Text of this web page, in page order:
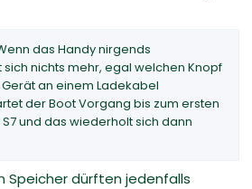
das Handy nirgends
nichts mehr, egal welchen Knopf
an einem Ladekabel
der Boot Vorgang bis zum ersten
und das wiederholt sich dann
Speicher dürften jedenfalls